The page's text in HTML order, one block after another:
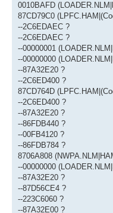
0010BAFD
87CD79C0
--2C6EDAEC ?
--2C6EDAEC ?
--00000001
--00000000
--87A32E20 ?
--2C6ED400 ?
87CD764D
--2C6ED400 ?
--87A32E20 ?
--86FDB440 ?
--00FB4120 ?
--86FDB784 ?
8706A808
--00000000
--87A32E20 ?
--87D56CE4 ?
--223C6060 ?
--87A32E00 ?